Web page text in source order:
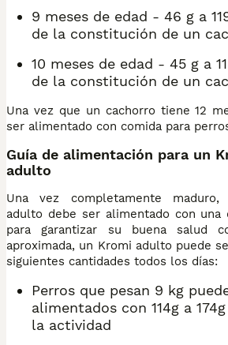
9 meses de edad - 46 g a
de la constitución de un
10 meses de edad - 45 g a
de la constitución de un
Una vez que un cachorro tiene 12
ser alimentado con comida para
Guía de alimentación para un
adulto
Una vez completamente maduro,
adulto debe ser alimentado con una
para garantizar su buena salud
aproximada, un Kromi adulto puede
siguientes cantidades todos los días:
Perros que pesan 9 kg
alimentados con 114g a
la actividad